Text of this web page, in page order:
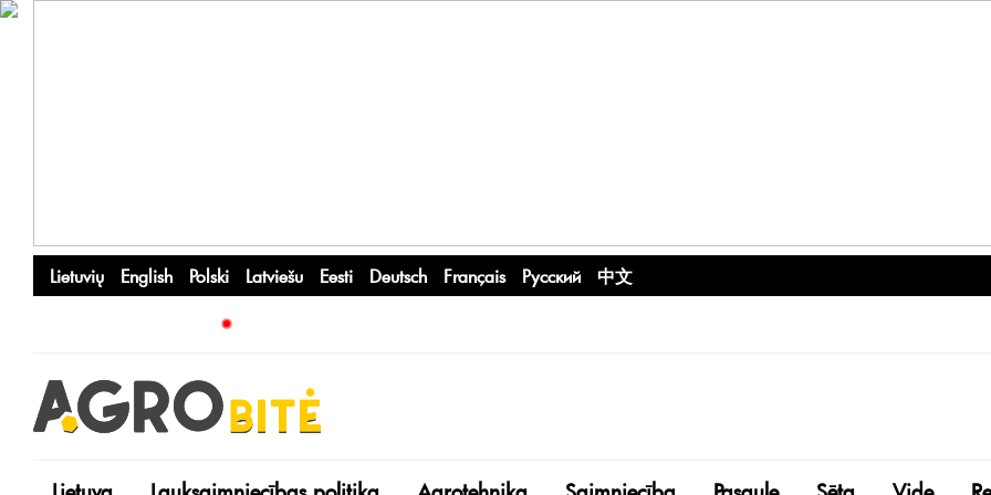
Lietuvių English Polski Latviešu Eesti Deutsch Français Русский 中文